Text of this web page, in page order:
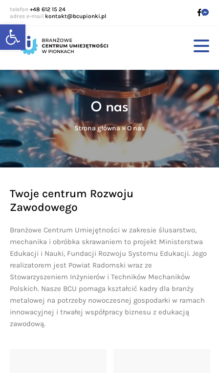
Open toolbar
telefon +48 612 15 24
adres e-mail kontakt@bcupionki.pl
O nas
Strona główna»O nas
Twoje centrum Rozwoju
Zawodowego
Branżowe Centrum Umiejętności w zakresie ślusarstwo,
mechanika i obróbka skrawaniem to projekt Ministerstwa
Edukacji i Nauki, Fundacji Rozwoju Systemu Edukacji. Jego
realizatorem jest Powiat Radomski wraz ze
Stowarzyszeniem Inżynierów i Techników Mechaników
Polskich. Nasze BCU pomaga kształcić kadry dla branży
metalowej na potrzeby nowoczesnej gospodarki w ramach
innowacyjnej i trwałej współpracy biznesu z edukacją
zawodową.